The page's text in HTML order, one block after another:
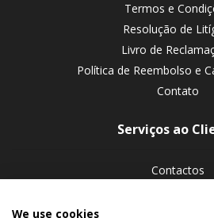
Termos e
Resolução de
Livro de
Política de Reembolso e
Contato
Serviços ao
Contactos
We use cookies